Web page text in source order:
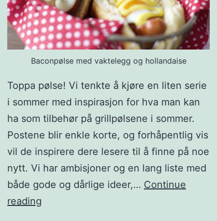
e
s
s
g
l
ø
k
s
s
a
l
s
a
Baconpølse med vaktelegg og hollandaise
Toppa pølse! Vi tenkte å kjøre en liten serie
i sommer med inspirasjon for hva man kan
ha som tilbehør på grillpølsene i sommer.
Postene blir enkle korte, og forhåpentlig vis
vil de inspirere dere lesere til å finne på noe
nytt. Vi har ambisjoner og en lang liste med
både gode og dårlige ideer,… Continue
reading